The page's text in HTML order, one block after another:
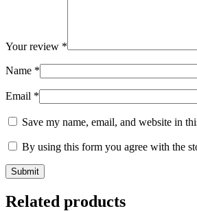
Your review *
Name *
Email *
Save my name, email, and website in
By using this form you agree with the
Related products